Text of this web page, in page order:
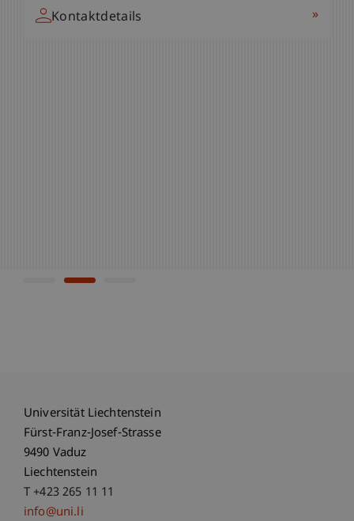
Patrik Schädler
Kontaktdetails »
Laura Stefanita
Universität Liechtenstein
Fürst-Franz-Josef-Strasse
9490 Vaduz
Liechtenstein
T +423 265 11 11
info@uni.li